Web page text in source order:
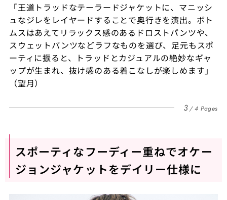
「王道トラッドなテーラードジャケットに、マニッシ
ュなジレをレイヤードすることで奥行きを演出。ボト
ムスはあえてリラックス感のあるドロストパンツや、
スウェットパンツなどラフなものを選び、足元もスポ
ーティに振ると、トラッドとカジュアルの絶妙なギャ
ップが生まれ、抜け感のある着こなしが楽しめます」
（望月）
3 4 Pages
スポーティなフーディー重ねでオケー
ジョンジャケットをデイリー仕様に